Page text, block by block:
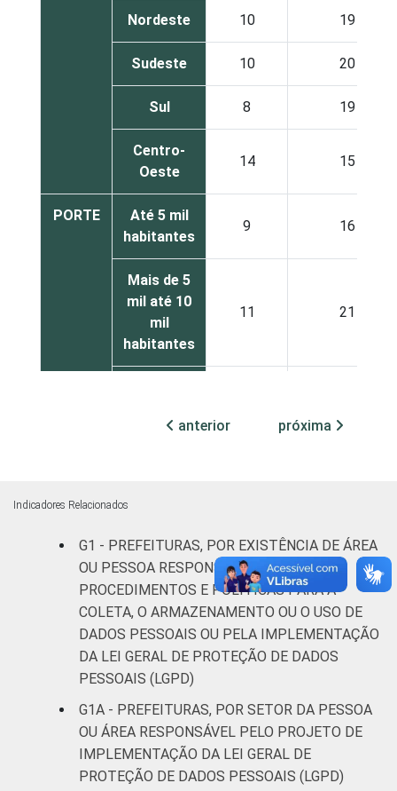
Nordeste 10 19
Sudeste 10 20
Sul 8 19
Centro-
Oeste
14 15
PORTE
Até 5 mil
habitantes
9 16
Mais de 5
mil até 10
mil
habitantes
11 21
mil
20
mil
habitantes
Mais de 50
100 mil
habitantes
8 17
Mais de
100 mil
até 500
mil
5
anterior próxima
Indicadores Relacionados
G1 - PREFEITURAS, POR EXISTÊNCIA DE ÁREA
OU PESSOA RESPONSÁVEL POR
PROCEDIMENTOS E POLÍTICAS PARA A
COLETA, O ARMAZENAMENTO OU O USO DE
DADOS PESSOAIS OU PELA IMPLEMENTAÇÃO
DA LEI GERAL DE PROTEÇÃO DE DADOS
PESSOAIS (LGPD)
G1A - PREFEITURAS, POR SETOR DA PESSOA
OU ÁREA RESPONSÁVEL PELO PROJETO DE
IMPLEMENTAÇÃO DA LEI GERAL DE
PROTEÇÃO DE DADOS PESSOAIS (LGPD)